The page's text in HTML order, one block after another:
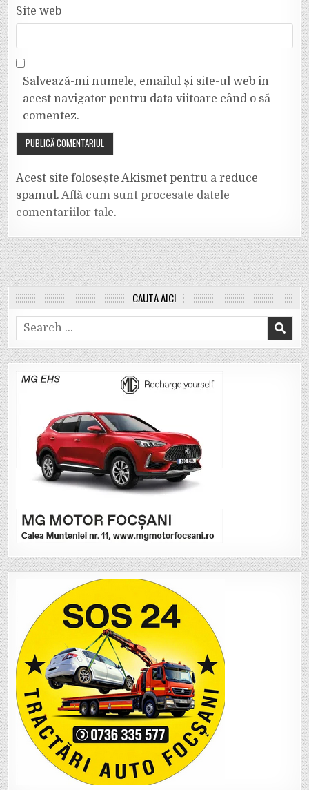
Site web
Salvează-mi numele, emailul și site-ul web în
acest navigator pentru data viitoare când o să
comentez.
Acest site folosește Akismet pentru a reduce
spamul.Află cum sunt procesate datele
comentariilor tale.
CAUTĂ AICI
Search
for: